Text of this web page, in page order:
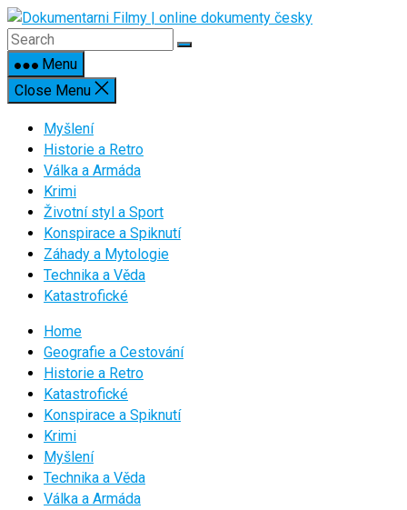
Skip
to
contentMenu
Close Menu
Myšlení
Historie a Retro
Válka a Armáda
Krimi
Životní styl a Sport
Konspirace a Spiknutí
Záhady a Mytologie
Technika a Věda
Katastrofické
Home
Geografie a Cestování
Historie a Retro
Katastrofické
Konspirace a Spiknutí
Krimi
Myšlení
Technika a Věda
Válka a Armáda